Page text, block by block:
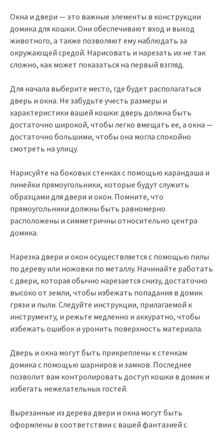
Окна и двери — это важные элементы в конструкции
домика для кошки. Они обеспечивают вход и выход
животного, а также позволяют ему наблюдать за
окружающей средой. Нарисовать и нарезать их не так
сложно, как может показаться на первый взгляд.
Для начала выберите место, где будет располагаться
дверь и окна. Не забудьте учесть размеры и
характеристики вашей кошки: дверь должна быть
достаточно широкой, чтобы легко вмещать ее, а окна —
достаточно большими, чтобы она могла спокойно
смотреть на улицу.
Нарисуйте на боковых стенках с помощью карандаша и
линейки прямоугольники, которые будут служить
образцами для двери и окон. Помните, что
прямоугольники должны быть равномерно
расположены и симметричны относительно центра
домика.
Нарезка двери и окон осуществляется с помощью пилы
по дереву или ножовки по металлу. Начинайте работать
с двери, которая обычно нарезается снизу, достаточно
высоко от земли, чтобы избежать попадания в домик
грязи и пыли. Следуйте инструкции, прилагаемой к
инструменту, и режьте медленно и аккуратно, чтобы
избежать ошибок и уронить поверхность материала.
Дверь и окна могут быть прикреплены к стенкам
домика с помощью шарниров и замков. Последнее
позволит вам контролировать доступ кошки в домик и
избегать нежелательных гостей.
Вырезанные из дерева двери и окна могут быть
оформлены в соответствии с вашей фантазией с